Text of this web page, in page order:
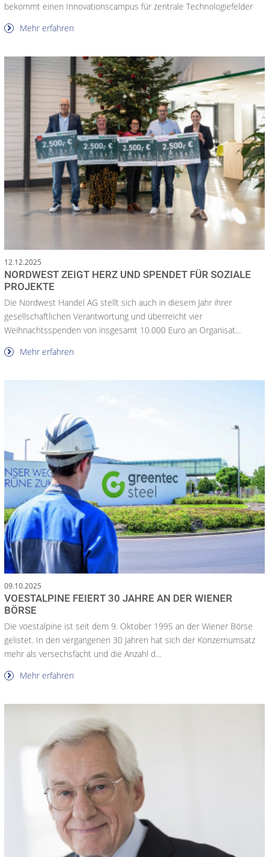
bekommt einen Innovationscampus für zentrale Technologiefelder
Mehr erfahren
12.12.2025
NORDWEST ZEIGT HERZ UND SPENDET FÜR SOZIALE
PROJEKTE
Die Nordwest Handel AG stellt sich auch in diesem Jahr ihrer
gesellschaftlichen Verantwortung und überreicht vier
Weihnachtsspenden von insgesamt 10.000 Euro an Organisat...
Mehr erfahren
09.10.2025
VOESTALPINE FEIERT 30 JAHRE AN DER WIENER
BÖRSE
Die voestalpine ist seit dem 9. Oktober 1995 an der Wiener Börse
gelistet. In den vergangenen 30 Jahren hat sich der Konzernumsatz
mehr als versechsfacht und die Anzahl d...
Mehr erfahren